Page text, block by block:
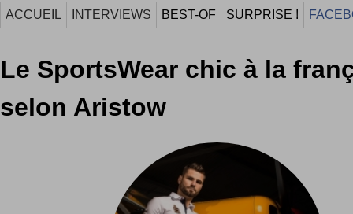
ACCUEIL INTERVIEWS BEST-OF SURPRISE !
Le SportsWear chic à la
selon Aristow